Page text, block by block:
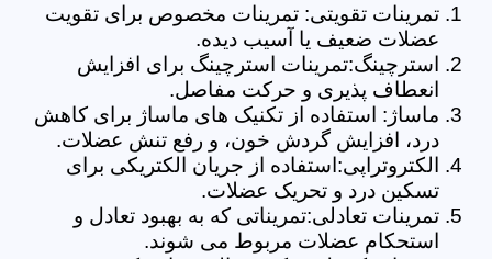
تمرینات تقویتی: تمرینات مخصوص برای تقویت
عضلات ضعیف یا آسیب دیده.
استرچینگ:تمرینات استرچینگ برای افزایش
انعطاف پذیری و حرکت مفاصل.
ماساژ: استفاده از تکنیک های ماساژ برای کاهش
درد، افزایش گردش خون، و رفع تنش عضلات.
الکتروتراپی:استفاده از جریان الکتریکی برای
تسکین درد و تحریک عضلات.
تمرینات تعادلی:تمریناتی که به بهبود تعادل و
استحکام عضلات مربوط می شوند.